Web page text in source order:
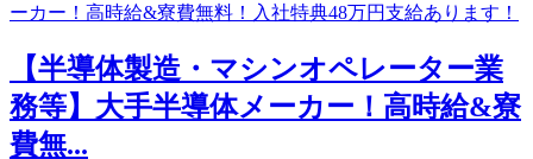
【半導体製造・マシンオペレーター業
務等】大手半導体メーカー！高時給&寮
費無...